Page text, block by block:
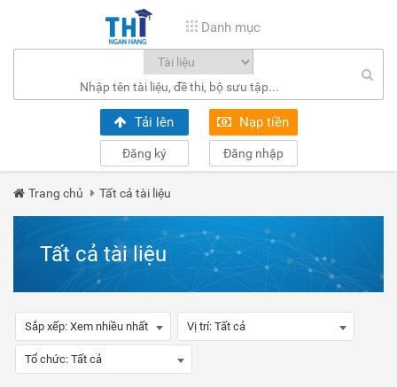
Danh mục
Tải lên Nạp tiền
Đăng ký Đăng nhập
Trang chủ Tất cả tài liệu
Tất cả tài liệu
Sắp xếp: Xem nhiều nhất Vị trí: Tất cả
Tổ chức: Tất cả